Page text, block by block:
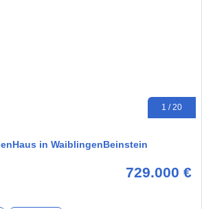
1 / 20
in WaiblingenBeinstein
729.000 €